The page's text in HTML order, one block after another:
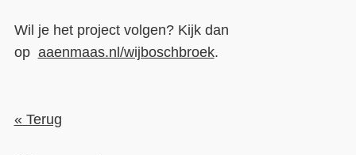
Wil je het project volgen? Kijk dan
op aaenmaas.nl/wijboschbroek.
« Terug